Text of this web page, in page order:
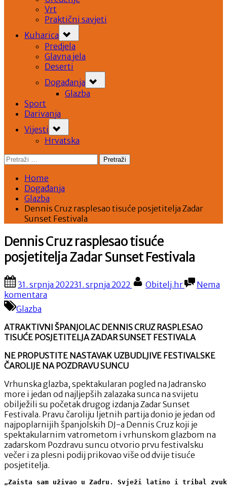
Vrt
Praktični savjeti
Kuharica
sub-
menu
Predjela
Glavna jela
Deserti
Događanja
sub-
menu
Glazba
Sport
Darivanja
Vijesti
sub-
menu
Hrvatska
Pretraži:
Home
Događanja
Glazba
Dennis Cruz rasplesao tisuće posjetitelja Zadar
Sunset Festivala
Dennis Cruz rasplesao tisuće
posjetitelja Zadar Sunset Festivala
Posted
on
31. srpnja 202231. srpnja 2022 By
Obitelj.hr
Nema
komentara
rasplesao
tisuće
posjetitelja
Zadar
Sunset
Glazba
ATRAKTIVNI ŠPANJOLAC DENNIS CRUZ RASPLESAO
TISUĆE POSJETITELJA ZADAR SUNSET FESTIVALA
NE PROPUSTITE NASTAVAK UZBUDLJIVE FESTIVALSKE
ČAROLIJE NA POZDRAVU SUNCU
Vrhunska glazba, spektakularan pogled na Jadransko
more i jedan od najljepših zalazaka sunca na svijetu
obilježili su početak drugog izdanja Zadar Sunset
Festivala. Pravu čaroliju ljetnih partija donio je jedan od
najpoplarnijih španjolskih DJ-a Dennis Cruz koji je
spektakularnim vatrometom i vrhunskom glazbom na
zadarskom Pozdravu suncu otvorio prvu festivalsku
večer i za plesni podij prikovao više od dvije tisuće
posjetitelja.
„Zaista sam uživao u Zadru. Svježi latino i tribal